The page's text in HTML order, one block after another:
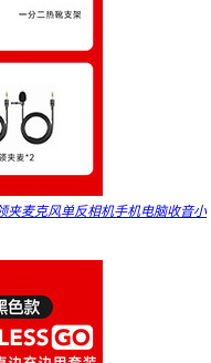
夹麦克风单反相机手机电脑收音小